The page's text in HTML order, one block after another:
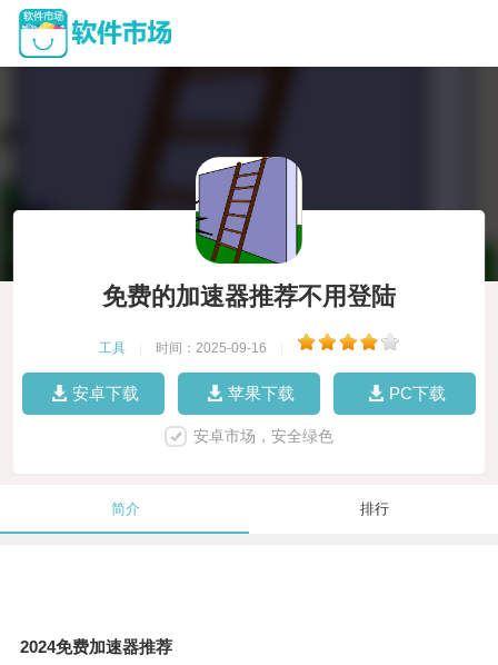
免费的加速器推荐不用登陆
工具 时间：2025-09-16
安卓下载 苹果下载 PC下载
安卓市场，安全绿色
简介 排行
2024免费加速器推荐